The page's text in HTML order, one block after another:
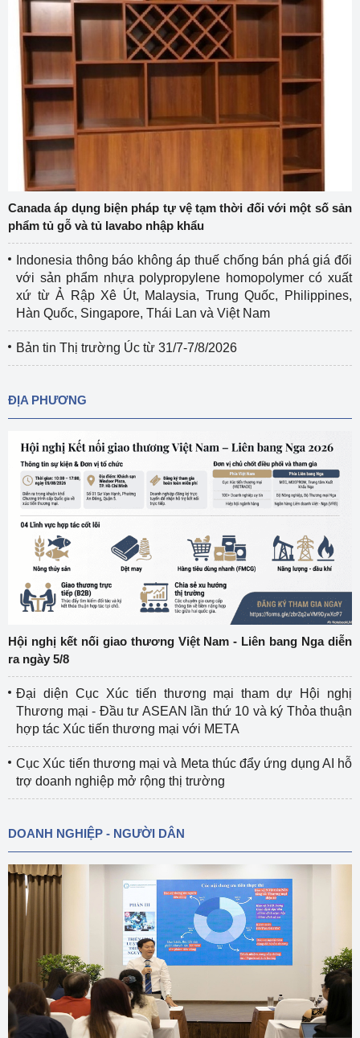
Canada áp dụng biện pháp tự vệ tạm thời đối với một số sản
phẩm tủ gỗ và tủ lavabo nhập khẩu
Indonesia thông báo không áp thuế chống bán phá giá đối
với sản phẩm nhựa polypropylene homopolymer có xuất
xứ từ Ả Rập Xê Út, Malaysia, Trung Quốc, Philippines,
Hàn Quốc, Singapore, Thái Lan và Việt Nam
Bản tin Thị trường Úc từ 31/7-7/8/2026
ĐỊA PHƯƠNG
Hội nghị kết nối giao thương Việt Nam - Liên bang Nga diễn
ra ngày 5/8
Đại diện Cục Xúc tiến thương mại tham dự Hội nghị
Thương mại - Đầu tư ASEAN lần thứ 10 và ký Thỏa thuận
hợp tác Xúc tiến thương mại với META
Cục Xúc tiến thương mại và Meta thúc đẩy ứng dụng AI hỗ
trợ doanh nghiệp mở rộng thị trường
DOANH NGHIỆP - NGƯỜI DÂN